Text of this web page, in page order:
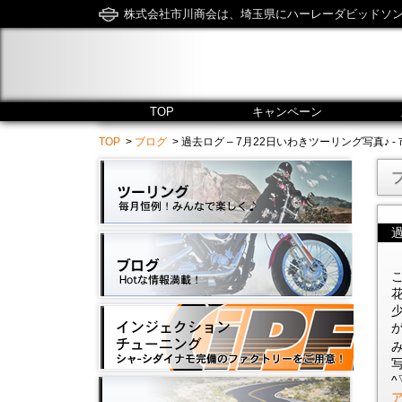
株式会社市川商会は、埼玉県にハーレーダビッドソ
TOP キャンペーン
TOP > ブログ > 過去ログ – 7月22日いわきツーリング写真♪ -